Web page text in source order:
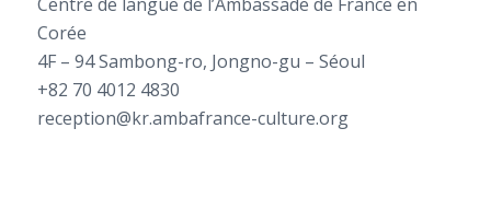
Corée
4F – 94 Sambong-ro, Jongno-gu – Séoul
+82 70 4012 4830
reception@kr.ambafrance-culture.org